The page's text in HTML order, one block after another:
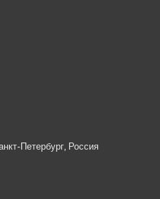
Петербург, Россия